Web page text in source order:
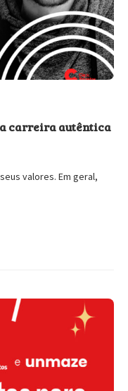
carreira autêntica
valores. Em geral,